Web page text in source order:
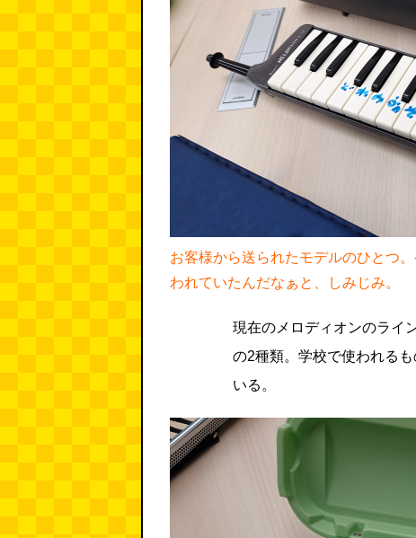
お客様から送られたモデルのひとつ
われていたんだなぁと、しみじみ。
現在のメロディオンのライ
の2種類。学校で使われる
いる。